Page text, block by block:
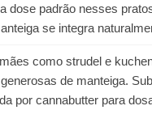
dose padrão nesses
se integra
como strudel e
de manteiga.
por cannabutter para